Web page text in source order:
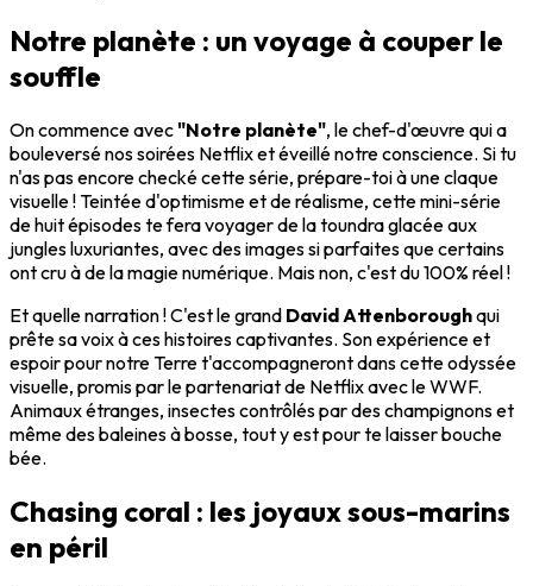
Notre planète : un voyage à couper le
souffle
On commence avec"Notre planète", le chef-d'œuvre qui a
bouleversé nos soirées Netflix et éveillé notre conscience. Si tu
n'as pas encore checké cette série, prépare-toi à une claque
visuelle ! Teintée d'optimisme et de réalisme, cette mini-série
de huit épisodes te fera voyager de la toundra glacée aux
jungles luxuriantes, avec des images si parfaites que certains
ont cru à de la magie numérique. Mais non, c'est du 100% réel !
Et quelle narration ! C'est le grand David Attenboroughqui
prête sa voix à ces histoires captivantes. Son expérience et
espoir pour notre Terre t'accompagneront dans cette odyssée
visuelle, promis par le partenariat de Netflix avec le WWF.
Animaux étranges, insectes contrôlés par des champignons et
même des baleines à bosse, tout y est pour te laisser bouche
bée.
Chasing coral : les joyaux sous-marins
en péril